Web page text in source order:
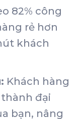
82% công
rẻ hơn
khách
Khách hàng
đại
bạn, nâng